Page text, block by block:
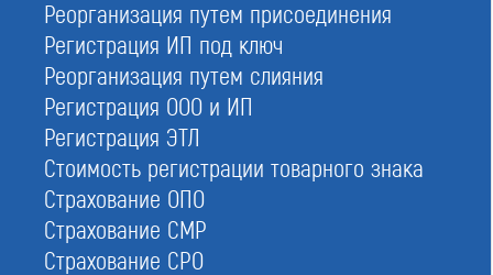
Реорганизация путем присоединения
Регистрация ИП под ключ
Реорганизация путем слияния
Регистрация ООО и ИП
Регистрация ЭТЛ
Стоимость регистрации товарного знака
Страхование ОПО
Страхование СМР
Страхование СРО
Размер компфонда возмещения вреда:
34 950 000
Размер компфонда обеспечения договорных обязательств:
52 050 000
Руководство СРО:
Илюнина Юлия Александровна — Директор Ассоциации
Питерский Леонид Юрьевич — Председатель Совета